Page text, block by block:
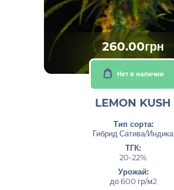
260.00грн
Нет в наличии
LEMON KUSH
Тип сорта:
Гибрид Сатива/Индика
ТГК:
20-22%
Урожай:
до 600 гр/м2